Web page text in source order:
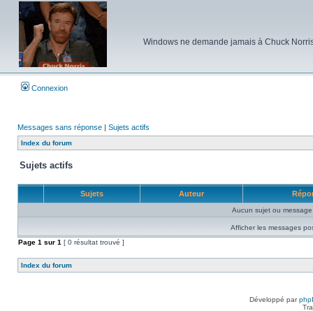
Windows ne demande jamais à Chuck
Connexion
Messages sans réponse | Sujets actifs
Index du forum
Sujets actifs
Sujets Auteur
Aucun sujet ou
Afficher les messages
Page 1 sur 1 [ 0 résultat trouvé ]
Index du forum
Développé par